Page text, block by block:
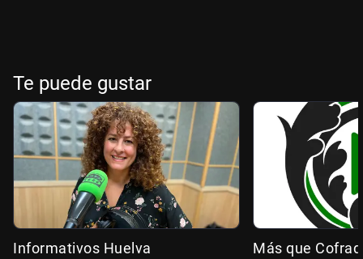
Te puede gustar
Informativos Huelva Más que